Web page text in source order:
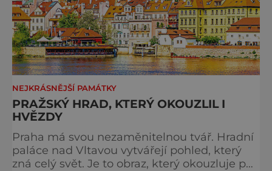
NEJKRÁSNĚJŠÍ PAMÁTKY
PRAŽSKÝ HRAD, KTERÝ OKOUZLIL I
HVĚZDY
Praha má svou nezaměnitelnou tvář. Hradní
paláce nad Vltavou vytvářejí pohled, který
zná celý svět. Je to obraz, který okouzluje po